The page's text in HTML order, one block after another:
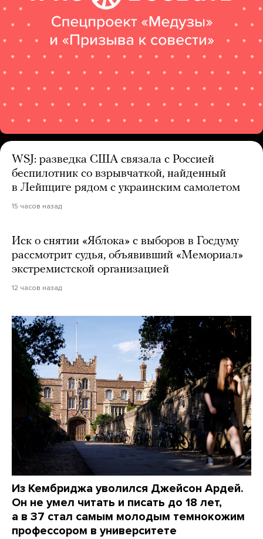
WSJ: разведка США связала с Россией
беспилотник со взрывчаткой, найденный
в Лейпциге рядом с украинским самолетом
15 часов назад
Иск о снятии «Яблока» с выборов в Госдуму
рассмотрит судья, объявивший «Мемориал»
экстремистской организацией
12 часов назад
Из Кембриджа уволился Джейсон Ардей.
Он не умел читать и писать до 18 лет,
а в 37 стал самым молодым темнокожим
профессором в университете